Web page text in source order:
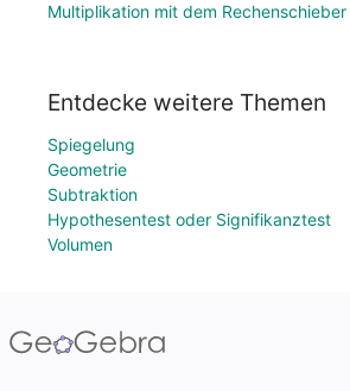
Multiplikation mit dem Rechenschieber
Entdecke weitere Themen
Spiegelung
Geometrie
Subtraktion
Hypothesentest oder Signifikanztest
Volumen